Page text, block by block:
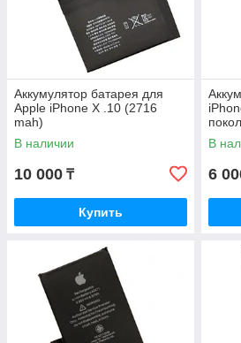
Аккумулятор батарея для
Apple iPhone X .10 (2716
mah)
В наличии
10 000 ₸
Купить
В
6